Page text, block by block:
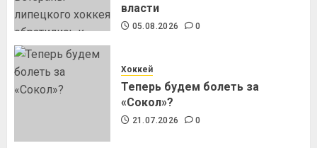
власти
05.08.2026 0
Хоккей
Теперь будем болеть за
«Сокол»?
21.07.2026 0